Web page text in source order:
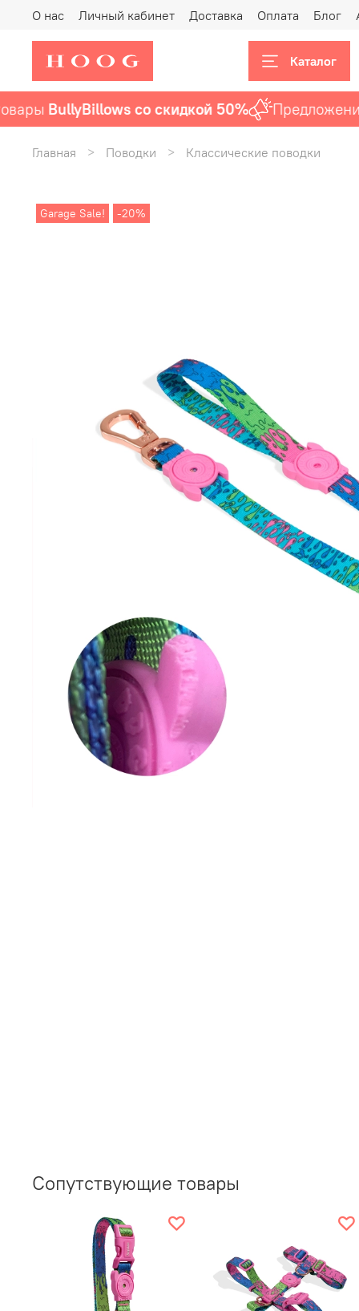
О нас Личный кабинет Доставка Оплата Блог
Каталог
BullyBillows со скидкой 50% Предложение
Главная Поводки Классические поводки
Garage Sale! -20%
Сопутствующие товары